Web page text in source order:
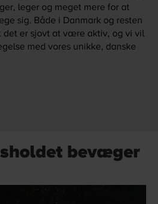
leger og meget mere for at
sig. Både i Danmark og resten
det er sjovt at være aktiv, og vi vil
med vores unikke, danske
bevæger